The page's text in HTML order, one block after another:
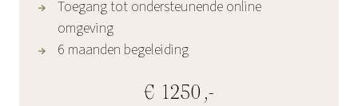
Toegang tot ondersteunende online
omgeving
6 maanden begeleiding
€ 1250,-